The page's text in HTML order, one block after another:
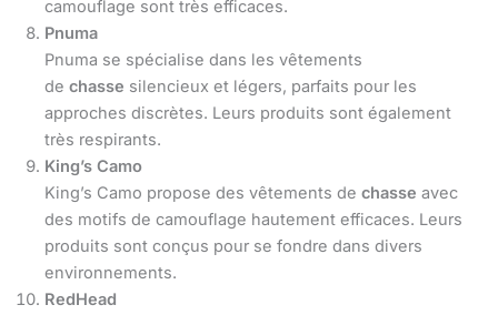
camouflage sont très efficaces.
Pnuma
Pnuma se spécialise dans les vêtements
de chasse silencieux et légers, parfaits pour les
approches discrètes. Leurs produits sont également
très respirants.
King’s Camo
King’s Camo propose des vêtements de chasse avec
des motifs de camouflage hautement efficaces. Leurs
produits sont conçus pour se fondre dans divers
environnements.
RedHead